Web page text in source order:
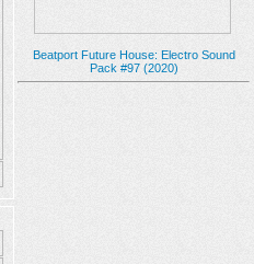
Beatport Future House: Electro Sound
Pack #97 (2020)